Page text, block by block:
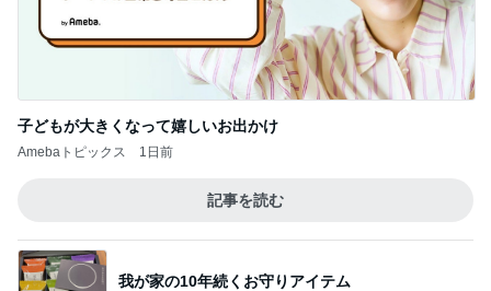
子どもが大きくなって嬉しいお出かけ
Amebaトピックス 1日前
記事を読む
我が家の10年続くお守りアイテム